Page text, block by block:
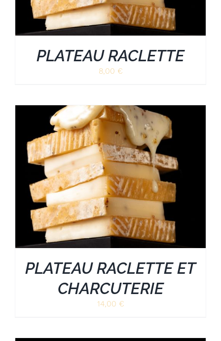
PLATEAU RACLETTE
8,00 €
PLATEAU RACLETTE ET
CHARCUTERIE
14,00 €